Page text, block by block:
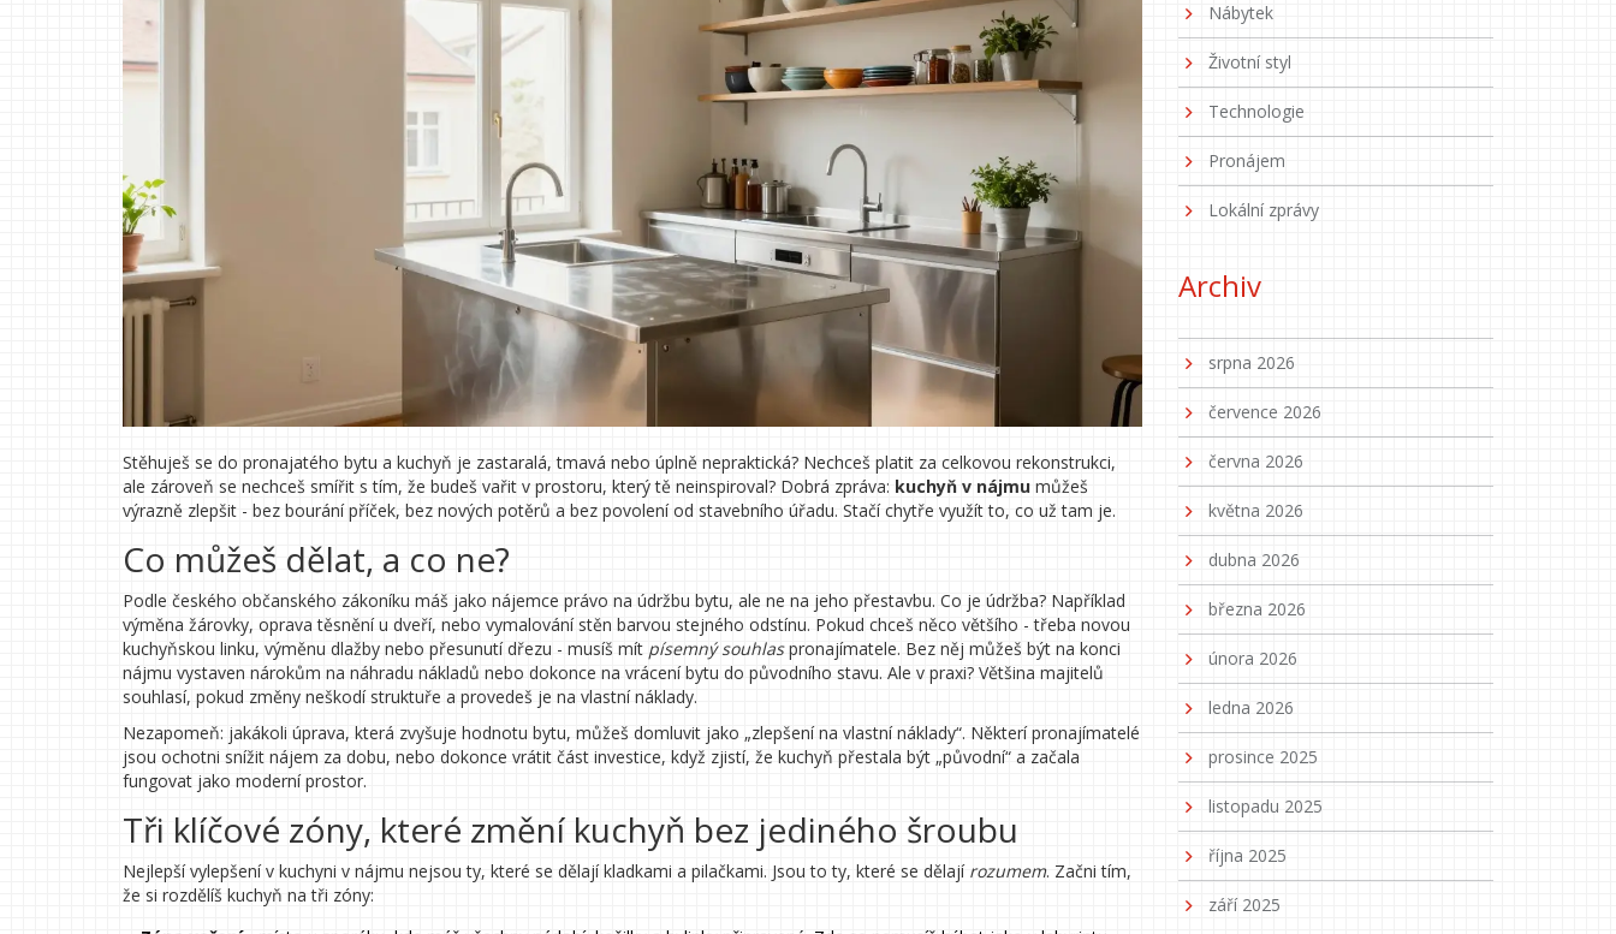
Stěhuješ se do pronajatého bytu a kuchyň je zastaralá, tmavá nebo úplně nepraktická? Nechceš platit za celkovou rekonstrukci,
ale zároveň se nechceš smířit s tím, že budeš vařit v prostoru, který tě neinspiroval? Dobrá zpráva: kuchyň v nájmu můžeš
výrazně zlepšit - bez bourání příček, bez nových potěrů a bez povolení od stavebního úřadu. Stačí chytře využít to, co už tam je.
Co můžeš dělat, a co ne?
Podle českého občanského zákoníku máš jako nájemce právo na údržbu bytu, ale ne na jeho přestavbu. Co je údržba? Například
výměna žárovky, oprava těsnění u dveří, nebo vymalování stěn barvou stejného odstínu. Pokud chceš něco většího - třeba novou
kuchyňskou linku, výměnu dlažby nebo přesunutí dřezu - musíš mít písemný souhlaspronajímatele. Bez něj můžeš být na konci
nájmu vystaven nárokům na náhradu nákladů nebo dokonce na vrácení bytu do původního stavu. Ale v praxi? Většina majitelů
souhlasí, pokud změny neškodí struktuře a provedeš je na vlastní náklady.
Nezapomeň: jakákoli úprava, která zvyšuje hodnotu bytu, můžeš domluvit jako „zlepšení na vlastní náklady“. Některí pronajímatelé
jsou ochotni snížit nájem za dobu, nebo dokonce vrátit část investice, když zjistí, že kuchyň přestala být „původní“ a začala
fungovat jako moderní prostor.
Tři klíčové zóny, které změní kuchyň bez jediného šroubu
Nejlepší vylepšení v kuchyni v nájmu nejsou ty, které se dělají kladkami a pilačkami. Jsou to ty, které se dělají rozumem. Začni tím,
že si rozdělíš kuchyň na tři zóny:
Nábytek
Životní styl
Technologie
Pronájem
Lokální zprávy
Archiv
srpna 2026
července 2026
června 2026
května 2026
dubna 2026
března 2026
února 2026
ledna 2026
prosince 2025
listopadu 2025
října 2025
září 2025